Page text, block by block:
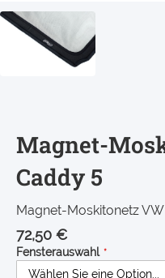
Magnet-
Caddy 5
72,50 €
Fensterauswahl
Magnet-Moskitonetz